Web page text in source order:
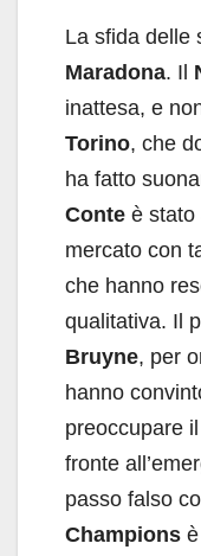
La sfida delle
Maradona. Il
inattesa, e
Torino, che
ha fatto
Conte è stato
mercato con
che hanno
qualitativa. Il
Bruyne, per
hanno
preoccupare
fronte
passo falso
Champions